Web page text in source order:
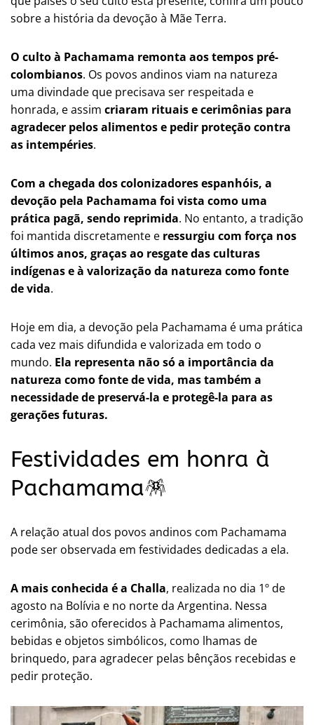
sobre a história da devoção à Mãe Terra.
O culto à Pachamama remonta aos tempos pré-
colombianos. Os povos andinos viam na natureza
uma divindade que precisava ser respeitada e
honrada, e assim criaram rituais e cerimônias para
agradecer pelos alimentos e pedir proteção contra
as intempéries.
Com a chegada dos colonizadores espanhóis, a
devoção pela Pachamama foi vista como uma
prática pagã, sendo reprimida. No entanto, a tradição
foi mantida discretamente e ressurgiu com força nos
últimos anos, graças ao resgate das culturas
indígenas e à valorização da natureza como fonte
de vida.
Hoje em dia, a devoção pela Pachamama é uma prática
cada vez mais difundida e valorizada em todo o
mundo. Ela representa não só a importância da
natureza como fonte de vida, mas também a
necessidade de preservá-la e protegê-la para as
gerações futuras.
Festividades em honra à
Pachamama🪅
A relação atual dos povos andinos com Pachamama
pode ser observada em festividades dedicadas a ela.
A mais conhecida é a Challa, realizada no dia 1º de
agosto na Bolívia e no norte da Argentina. Nessa
cerimônia, são oferecidos à Pachamama alimentos,
bebidas e objetos simbólicos, como lhamas de
brinquedo, para agradecer pelas bênçãos recebidas e
pedir proteção.